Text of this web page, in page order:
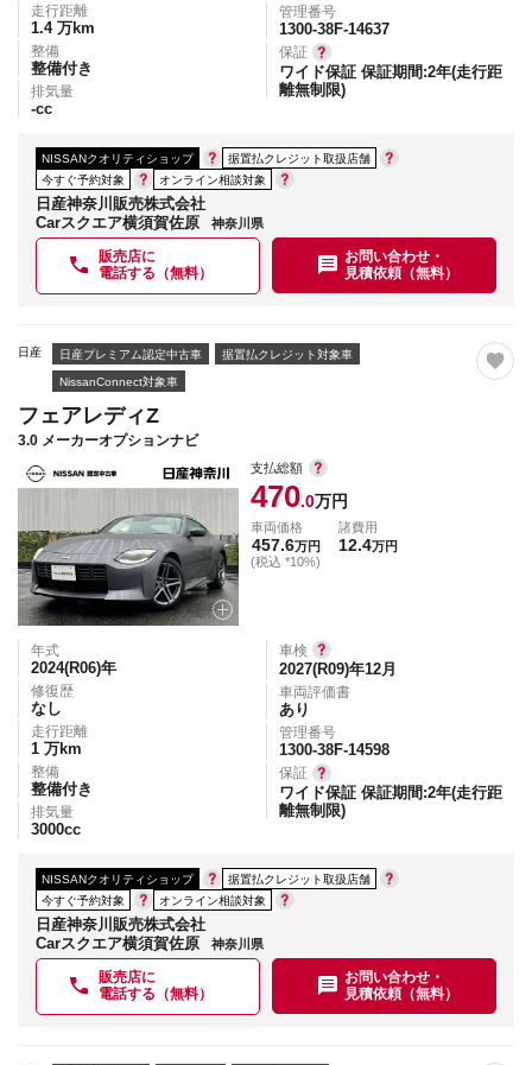
走行距離
1.4 万km
整備
整備付き
排気量
-cc
管理番号
1300-38F-14637
保証
ワイド保証 保証期間:2年(走行距
離無制限)
NISSANクオリティショップ
据置払クレジット取扱店舗
今すぐ予約対象
オンライン相談対象
日産神奈川販売株式会社
Carスクエア横須賀佐原
神奈川県
販売店に
電話する（無料）
お問い合わせ・
見積依頼（無料）
日産 日産プレミアム認定中古車 据置払クレジット対象車
NissanConnect対象車
フェアレディZ
3.0 メーカーオプションナビ
支払総額
470.0万円
車両価格
457.6万円
(税込 *10%)
諸費用
12.4万円
年式
2024(R06)年
修復歴
なし
走行距離
1 万km
整備
整備付き
排気量
3000cc
車検
2027(R09)年12月
車両評価書
あり
管理番号
1300-38F-14598
保証
ワイド保証 保証期間:2年(走行距
離無制限)
NISSANクオリティショップ
据置払クレジット取扱店舗
今すぐ予約対象
オンライン相談対象
日産神奈川販売株式会社
Carスクエア横須賀佐原
神奈川県
販売店に
電話する（無料）
お問い合わせ・
見積依頼（無料）